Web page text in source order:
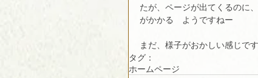
たが、ページが出てくるのに
がかかる　ようですねー
まだ、様子がおかしい感じで
タグ：
ホームページ